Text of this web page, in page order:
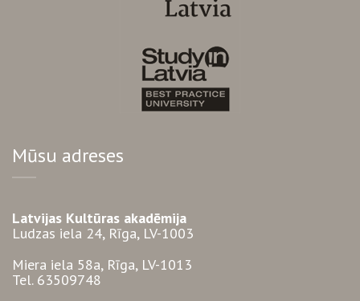
Mūsu adreses
Latvijas Kultūras akadēmija
Ludzas iela 24, Rīga, LV-1003
Miera iela 58a, Rīga, LV-1013
Tel. 63509748